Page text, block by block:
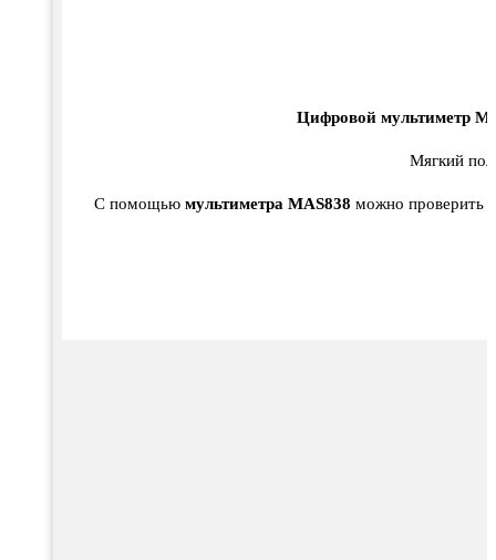
Цифровой мультиметр
Мягкий
C помощью мультиметра MAS838 можно проверить